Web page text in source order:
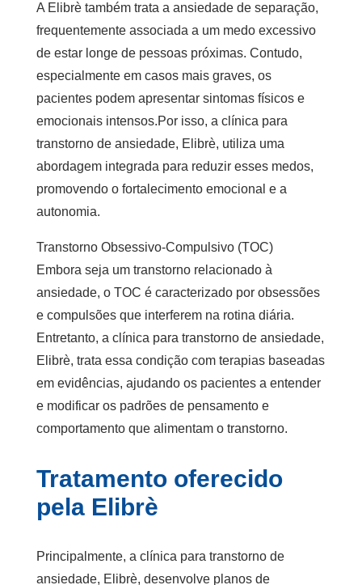
A Elibrè também trata a ansiedade de separação,
frequentemente associada a um medo excessivo
de estar longe de pessoas próximas. Contudo,
especialmente em casos mais graves, os
pacientes podem apresentar sintomas físicos e
emocionais intensos.Por isso, a clínica para
transtorno de ansiedade, Elibrè, utiliza uma
abordagem integrada para reduzir esses medos,
promovendo o fortalecimento emocional e a
autonomia.
Transtorno Obsessivo-Compulsivo (TOC)
Embora seja um transtorno relacionado à
ansiedade, o TOC é caracterizado por obsessões
e compulsões que interferem na rotina diária.
Entretanto, a clínica para transtorno de ansiedade,
Elibrè, trata essa condição com terapias baseadas
em evidências, ajudando os pacientes a entender
e modificar os padrões de pensamento e
comportamento que alimentam o transtorno.
Tratamento oferecido
pela Elibrè
Principalmente, a clínica para transtorno de
ansiedade, Elibrè, desenvolve planos de